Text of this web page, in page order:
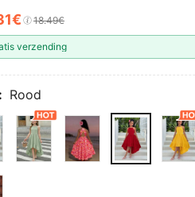
AND
18.49€
verzending
Rood